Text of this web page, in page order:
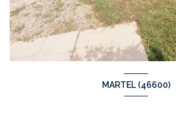
MARTEL (46600)